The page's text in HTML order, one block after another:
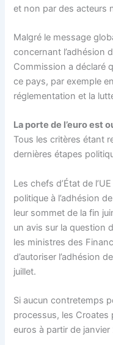
et non par des acteurs
Malgré le message
concernant l’adhésion
Commission a déclaré
ce pays, par exemple
réglementation et la
La porte de l’euro est
Tous les critères étant
dernières étapes
Les chefs d’État de
politique à l’adhésion
leur sommet de la fin
un avis sur la question
les ministres des
d’autoriser l’adhésion
juillet.
Si aucun contretemps
processus, les Croates
euros à partir de janvier